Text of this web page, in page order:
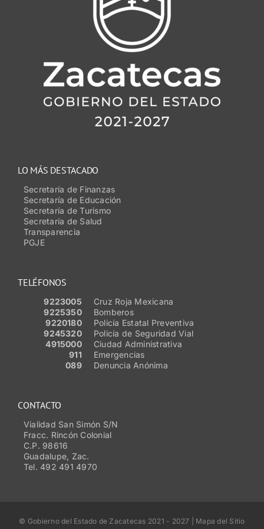
TELÉFONOS
9223005
Cruz Roja Mexicana
9225350
Bomberos
9220180
Policía Estatal Preventiva
9245320
Policía de Seguridad Vial
4915000
Ciudad Administrativa
911
Emergencias
089
Denuncia Anónima
LO MÁS DESTACADO
Secretaría de Finanzas
Secretaría de Educación
Secretaría de Turismo
Secretaría de Salud
Transparencia
PGJE
CONTACTO
Vialidad San Simón S/N
Fracc. Rincón Colonial
C.P. 98616
Guadalupe, Zac.
Tel. 492 491 4970
© Gobierno del Estado de Zacatecas 2021 - 2027 | Mapa del Sitio